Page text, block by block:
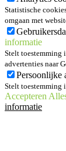
Statistische
omgaan met
informatie
Stelt toestemming
advertenties naar
Persoonlijke
Stelt toestemming
Accepteren
informatie